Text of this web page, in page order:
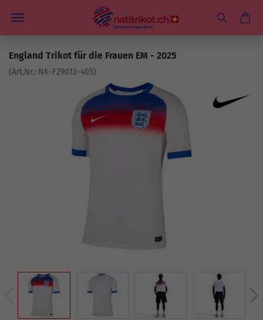
England Trikot für die Frauen EM - 2025
(Art.Nr.: NK-FZ9012-405)